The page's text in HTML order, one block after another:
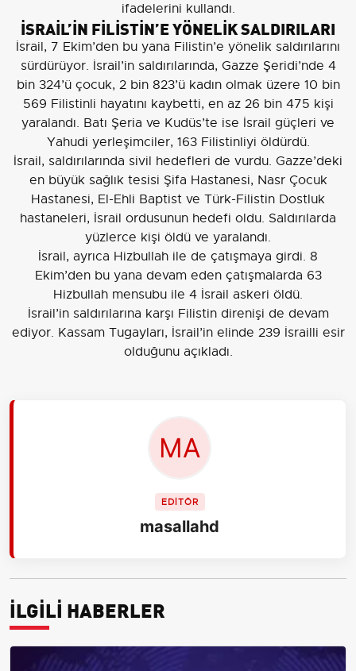
ifadelerini kullandı.
İSRAİL’İN FİLİSTİN’E YÖNELİK SALDIRILARI
İsrail, 7 Ekim’den bu yana Filistin’e yönelik saldırılarını
sürdürüyor. İsrail’in saldırılarında, Gazze Şeridi’nde 4
bin 324’ü çocuk, 2 bin 823’ü kadın olmak üzere 10 bin
569 Filistinli hayatını kaybetti, en az 26 bin 475 kişi
yaralandı. Batı Şeria ve Kudüs’te ise İsrail güçleri ve
Yahudi yerleşimciler, 163 Filistinliyi öldürdü.
İsrail, saldırılarında sivil hedefleri de vurdu. Gazze’deki
en büyük sağlık tesisi Şifa Hastanesi, Nasr Çocuk
Hastanesi, El-Ehli Baptist ve Türk-Filistin Dostluk
hastaneleri, İsrail ordusunun hedefi oldu. Saldırılarda
yüzlerce kişi öldü ve yaralandı.
İsrail, ayrıca Hizbullah ile de çatışmaya girdi. 8
Ekim’den bu yana devam eden çatışmalarda 63
Hizbullah mensubu ile 4 İsrail askeri öldü.
İsrail’in saldırılarına karşı Filistin direnişi de devam
ediyor. Kassam Tugayları, İsrail’in elinde 239 İsrailli esir
olduğunu açıkladı.
EDİTÖR
masallahd
İLGİLİ HABERLER